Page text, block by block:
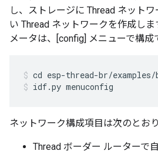
し、ストレージに Thread ネット
い Thread ネットワークを作成し
メータは、[config] メニューで構成
cd esp-thread-br/
idf.py menuconfig
ネットワーク構成項目は次のとおり
Thread ボーダー ルーターで